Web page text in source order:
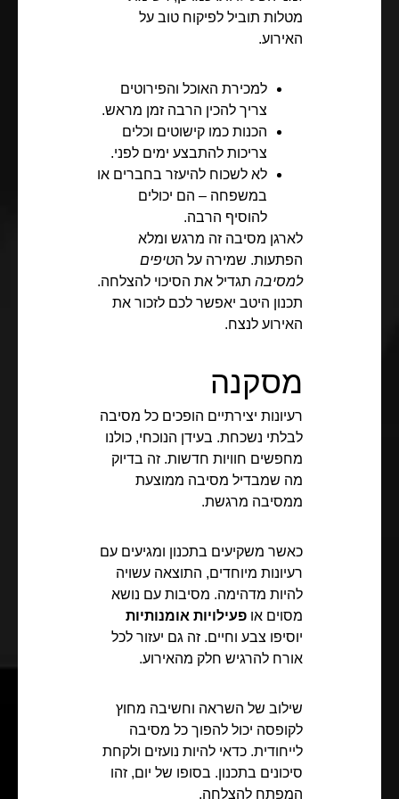
מטלות תוביל לפיקוח טוב על
האירוע.
למכירת האוכל והפירוטים
צריך להכין הרבה זמן מראש.
הכנות כמו קישוטים וכלים
צריכות להתבצע ימים לפני.
לא לשכוח להיעזר בחברים או
במשפחה – הם יכולים
להוסיף הרבה.
לארגן מסיבה זה מרגש ומלא
הפתעות. שמירה על הטיפים
למסיבה תגדיל את הסיכוי להצלחה.
תכנון היטב יאפשר לכם לזכור את
האירוע לנצח.
מסקנה
רעיונות יצירתיים הופכים כל מסיבה
לבלתי נשכחת. בעידן הנוכחי, כולנו
מחפשים חוויות חדשות. זה בדיוק
מה שמבדיל מסיבה ממוצעת
ממסיבה מרגשת.
כאשר משקיעים בתכנון ומגיעים עם
רעיונות מיוחדים, התוצאה עשויה
להיות מדהימה. מסיבות עם נושא
מסוים או פעילויות אומנותיות
יוסיפו צבע וחיים. זה גם יעזור לכל
אורח להרגיש חלק מהאירוע.
שילוב של השראה וחשיבה מחוץ
לקופסה יכול להפוך כל מסיבה
לייחודית. כדאי להיות נועזים ולקחת
סיכונים בתכנון. בסופו של יום, זהו
המפתח להצלחה.